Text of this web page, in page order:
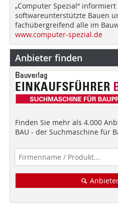
„Computer Spezial“
softwareunterstützte Bauen
fachübergreifend alle im
www.computer-spezial.de
Anbieter finden
Finden Sie mehr als 4.000
BAU - der Suchmaschine für